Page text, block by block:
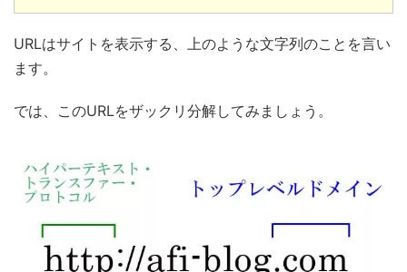
URLはサイトを表示する、上のような文字列のことを言い
ます。
では、このURLをザックリ分解してみましょう。